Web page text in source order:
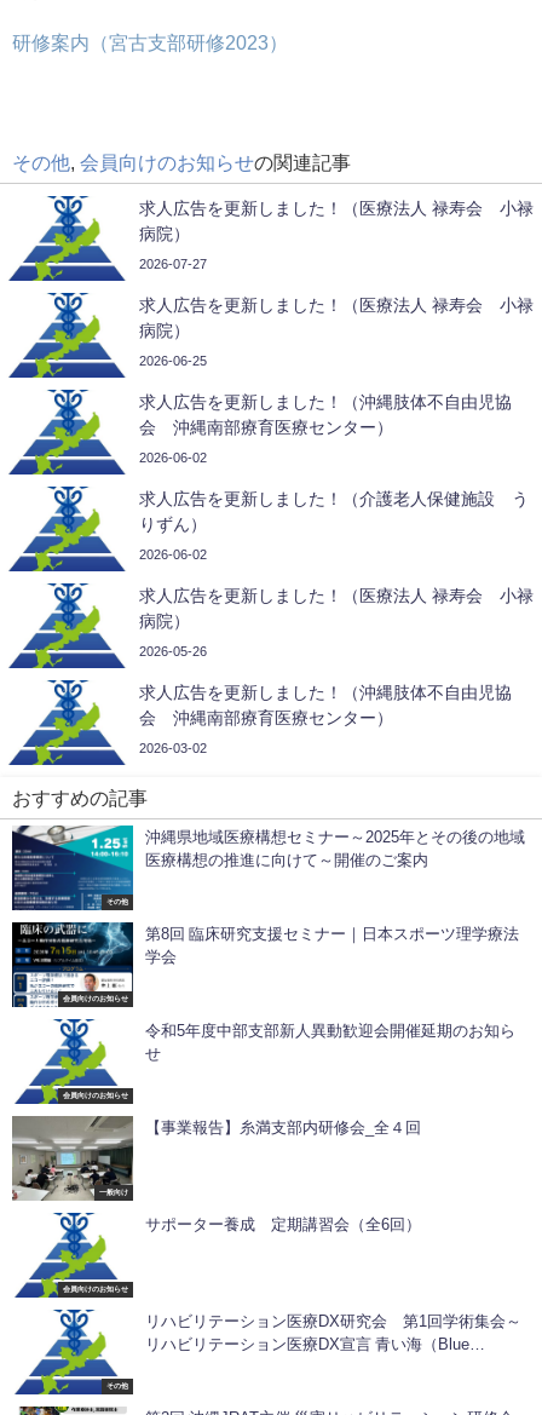
研修案内（宮古支部研修2023）
その他 会員向けのお知らせの関連記事
求人広告を更新しました！（医療法人 禄寿会 小禄
病院）
2026-07-27
求人広告を更新しました！（医療法人 禄寿会 小禄
病院）
2026-06-25
求人広告を更新しました！（沖縄肢体不自由児協
会 沖縄南部療育医療センター）
2026-06-02
求人広告を更新しました！（介護老人保健施設 う
りずん）
2026-06-02
求人広告を更新しました！（医療法人 禄寿会 小禄
病院）
2026-05-26
求人広告を更新しました！（沖縄肢体不自由児協
会 沖縄南部療育医療センター）
2026-03-02
おすすめの記事
その他
沖縄県地域医療構想セミナー～2025年とその後の地域
医療構想の推進に向けて～開催のご案内
会員向けのお知らせ
第8回 臨床研究支援セミナー｜日本スポーツ理学療法
学会
会員向けのお知らせ
令和5年度中部支部新人異動歓迎会開催延期のお知ら
せ
一般向け
【事業報告】糸満支部内研修会_全４回
会員向けのお知らせ
サポーター養成 定期講習会（全6回）
その他
リハビリテーション医療DX研究会 第1回学術集会～
リハビリテーション医療DX宣言 青い海（Blue